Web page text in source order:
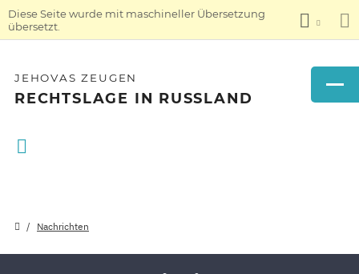
Diese Seite wurde mit maschineller Übersetzung
übersetzt.
JEHOVAS ZEUGEN
RECHTSLAGE IN RUSSLAND
Nachrichten